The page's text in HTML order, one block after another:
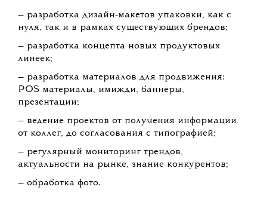
— разработка дизайн-макетов упаковки, как с
нуля, так и в рамках существующих брендов;
— разработка концепта новых продуктовых
линеек;
— разработка материалов для продвижения:
POS материалы, имижди, баннеры,
презентации;
— ведение проектов от получения информации
от коллег, до согласования с типографией;
— регулярный мониторинг трендов,
актуальности на рынке, знание конкурентов;
— ​обработка фото.